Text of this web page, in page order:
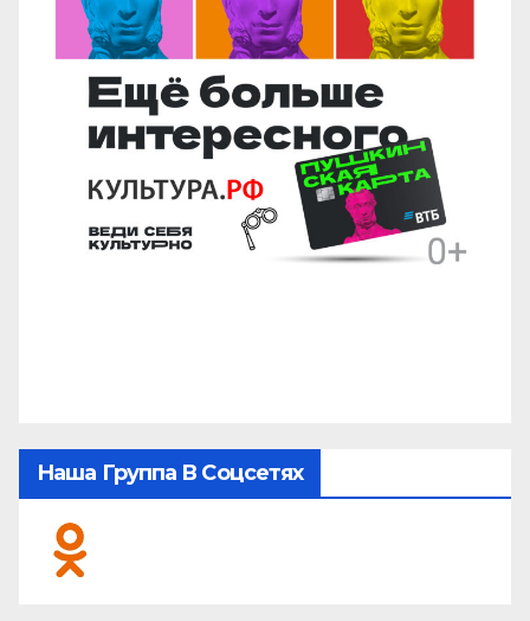
Наша Группа В Соцсетях